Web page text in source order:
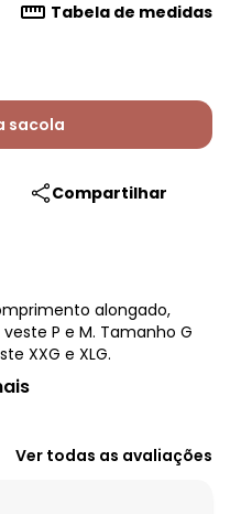
Tabela de medidas
sacola
Compartilhar
alongado,
P e M. Tamanho G
XXG e XLG.
em Malha de
Ver todas as avaliações